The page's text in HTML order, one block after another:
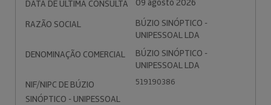
DATA DE ÚLTIMA CONSULTA
09 agosto 2026
RAZÃO SOCIAL
BÚZIO SINÓPTICO -
UNIPESSOAL LDA
DENOMINAÇÃO COMERCIAL
BÚZIO SINÓPTICO -
UNIPESSOAL LDA
NIF/NIPC DE BÚZIO
SINÓPTICO - UNIPESSOAL
519190386